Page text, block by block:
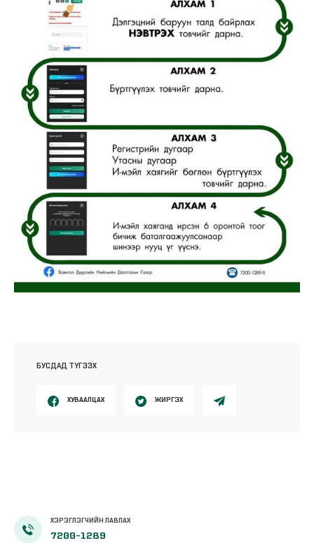
БУСДАД ТҮГЭЭХ
ХУВААЛЦАХ ЖИРГЭХ
ХЭРЭГЛЭГЧИЙН ЛАВЛАХ
7200-1289